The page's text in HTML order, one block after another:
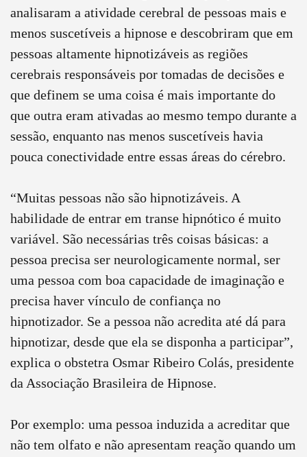
analisaram a atividade cerebral de pessoas mais e
menos suscetíveis a hipnose e descobriram que em
pessoas altamente hipnotizáveis as regiões
cerebrais responsáveis por tomadas de decisões e
que definem se uma coisa é mais importante do
que outra eram ativadas ao mesmo tempo durante a
sessão, enquanto nas menos suscetíveis havia
pouca conectividade entre essas áreas do cérebro.
“Muitas pessoas não são hipnotizáveis. A
habilidade de entrar em transe hipnótico é muito
variável. São necessárias três coisas básicas: a
pessoa precisa ser neurologicamente normal, ser
uma pessoa com boa capacidade de imaginação e
precisa haver vínculo de confiança no
hipnotizador. Se a pessoa não acredita até dá para
hipnotizar, desde que ela se disponha a participar”,
explica o obstetra Osmar Ribeiro Colás, presidente
da Associação Brasileira de Hipnose.
Por exemplo: uma pessoa induzida a acreditar que
não tem olfato e não apresentam reação quando um